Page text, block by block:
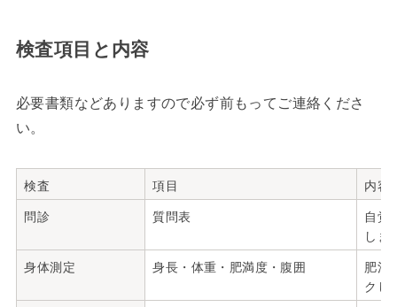
検査項目と内容
必要書類などありますので必ず前もってご連絡くださ
い。
検査 項目
内容
問診
質問表
自覚
しま
身体測定
身長・体重・肥満度・腹囲
肥満
クし